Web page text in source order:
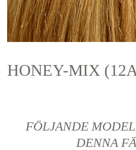
HONEY-MIX
FÖLJANDE
DENNA